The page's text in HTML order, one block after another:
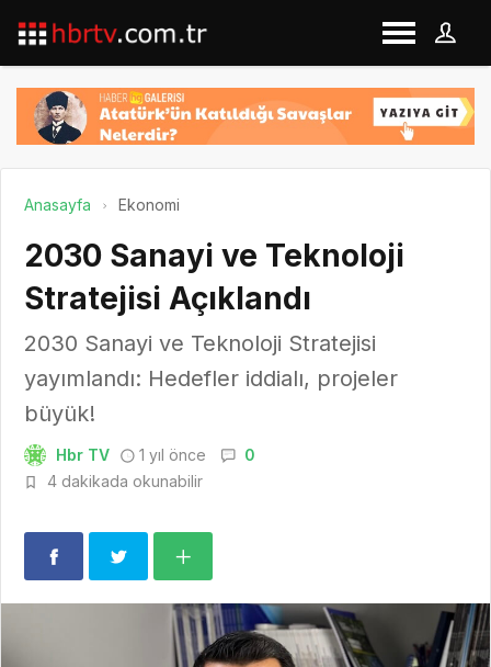
Anasayfa Ekonomi
2030 Sanayi ve Teknoloji
Stratejisi Açıklandı
2030 Sanayi ve Teknoloji Stratejisi
yayımlandı: Hedefler iddialı, projeler
büyük!
Hbr TV 1 yıl önce
0
4 dakikada okunabilir